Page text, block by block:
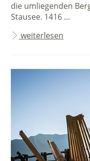
die umliegenden
Stausee. 1416 ...
weiterlesen